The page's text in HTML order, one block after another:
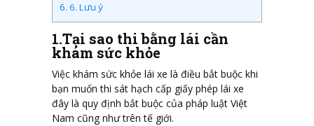
6. 6. Lưu ý
1.Tại sao thi bằng lái cần
khám sức khỏe
Việc khám sức khỏe lái xe là điều bắt buộc khi
bạn muốn thi sát hạch cấp giấy phép lái xe
đây là quy định bắt buộc của pháp luật Việt
Nam cũng như trên tế giới.